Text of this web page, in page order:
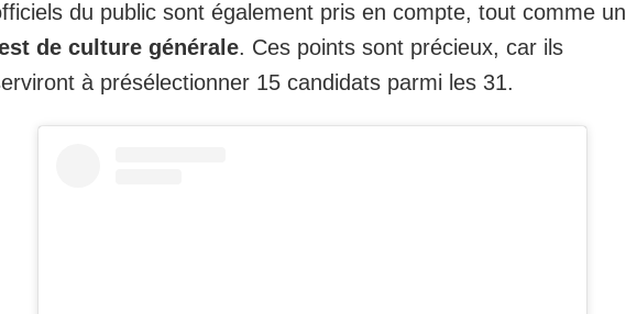
du public sont également pris en compte, tout comme un
de culture générale. Ces points sont précieux, car ils
à présélectionner 15 candidats parmi les 31.